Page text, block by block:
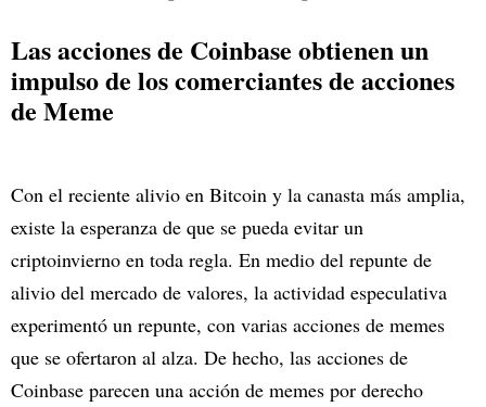
Las acciones de Coinbase obtienen un
impulso de los comerciantes de acciones
de Meme
Con el reciente alivio en Bitcoin y la canasta más amplia,
existe la esperanza de que se pueda evitar un
criptoinvierno en toda regla. En medio del repunte de
alivio del mercado de valores, la actividad especulativa
experimentó un repunte, con varias acciones de memes
que se ofertaron al alza. De hecho, las acciones de
Coinbase parecen una acción de memes por derecho